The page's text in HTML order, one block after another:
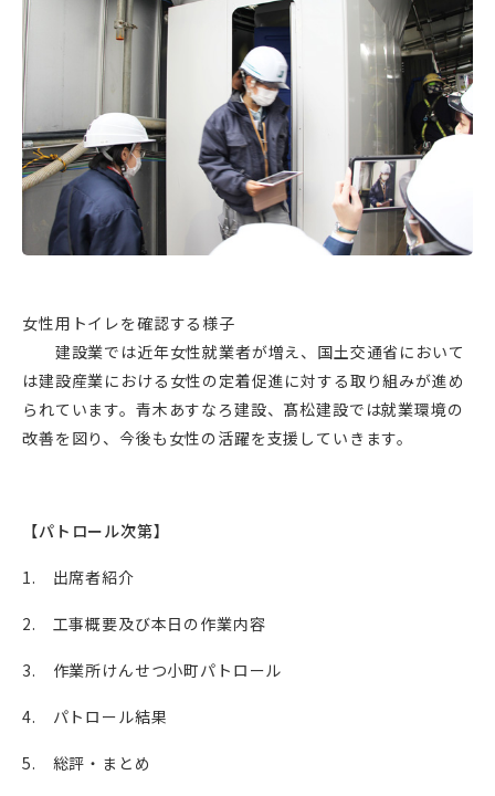
女性用トイレを確認する様子
建設業では近年女性就業者が増え、国土交通省において
は建設産業における女性の定着促進に対する取り組みが進め
られています。青木あすなろ建設、髙松建設では就業環境の
改善を図り、今後も女性の活躍を支援していきます。
【パトロール次第】
1. 出席者紹介
2. 工事概要及び本日の作業内容
3. 作業所けんせつ小町パトロール
4. パトロール結果
5. 総評・まとめ